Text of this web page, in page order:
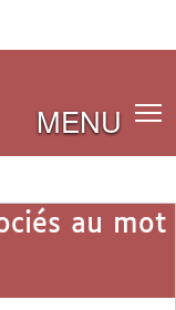
MENU
au mot